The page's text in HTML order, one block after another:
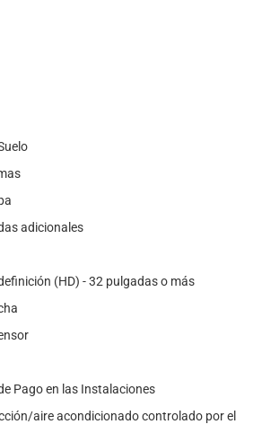
adicionales
(HD) - 32 pulgadas o más
Pago en las Instalaciones
aire acondicionado controlado por el